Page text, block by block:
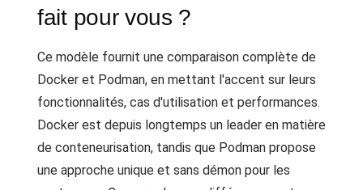
fait pour vous ?
Ce modèle fournit une comparaison complète de
Docker et Podman, en mettant l'accent sur leurs
fonctionnalités, cas d'utilisation et performances.
Docker est depuis longtemps un leader en matière
de conteneurisation, tandis que Podman propose
une approche unique et sans démon pour les